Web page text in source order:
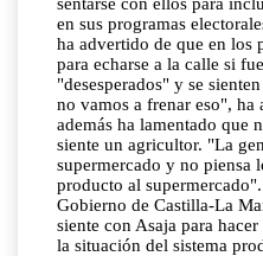
en sus programas
ha advertido de que en los
para echarse a la calle si
"desesperados" y se
no vamos a frenar eso", ha
además ha lamentado que
siente un agricultor. "La
supermercado y no piensa
producto al
Gobierno de Castilla-La
siente con Asaja para
la situación del sistema